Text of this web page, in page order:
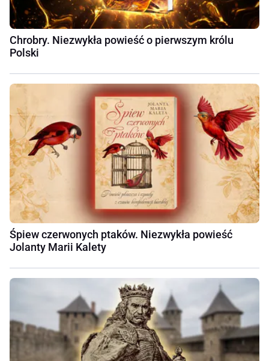
Chrobry. Niezwykła powieść o pierwszym królu
Polski
Śpiew czerwonych ptaków. Niezwykła powieść
Jolanty Marii Kalety